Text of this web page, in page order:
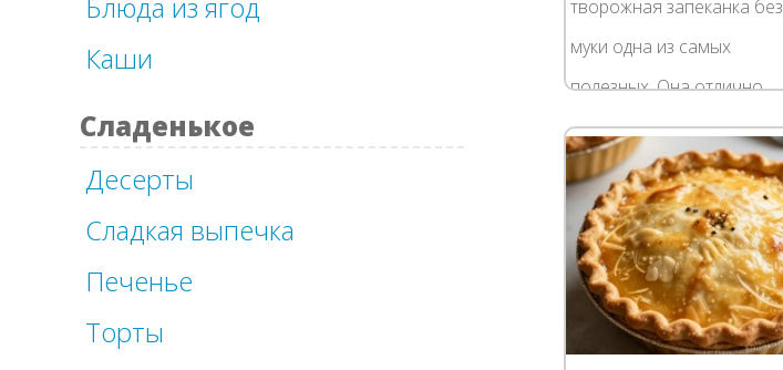
Блюда из ягод
Каши
Сладенькое
Десерты
Сладкая выпечка
Печенье
Торты
творожная запеканка без
муки одна из самых
полезных. Она отлично
подойдет и ребенку, и
человеку с проблемами
пищеварения. Это блюдо
станет незаменимым в...